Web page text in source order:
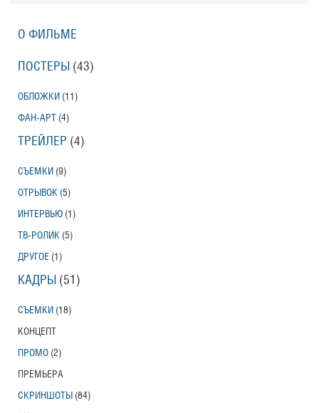
О ФИЛЬМЕ
ПОСТЕРЫ (43)
ОБЛОЖКИ (11)
ФАН-АРТ (4)
ТРЕЙЛЕР (4)
СЪЕМКИ (9)
ОТРЫВОК (5)
ИНТЕРВЬЮ (1)
ТВ-РОЛИК (5)
ДРУГОЕ (1)
КАДРЫ (51)
СЪЕМКИ (18)
КОНЦЕПТ
ПРОМО (2)
ПРЕМЬЕРА
СКРИНШОТЫ (84)